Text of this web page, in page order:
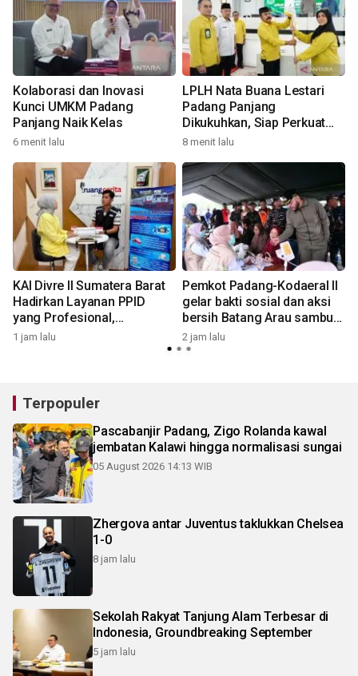
Kolaborasi dan Inovasi
Kunci UMKM Padang
Panjang Naik Kelas
6 menit lalu
LPLH Nata Buana Lestari
Padang Panjang
Dikukuhkan, Siap Perkuat
Pelestarian Lingkungan
8 menit lalu
KAI Divre II Sumatera Barat
Hadirkan Layanan PPID
yang Profesional,
Transparan, dan Inklusif
untuk Mempermudah Akses
1 jam lalu
Pemkot Padang-Kodaeral II
gelar bakti sosial dan aksi
bersih Batang Arau sambut
HJK ke-357
2 jam lalu
Terpopuler
Pascabanjir Padang, Zigo Rolanda kawal
jembatan Kalawi hingga normalisasi sungai
05 August 2026 14:13 WIB
Zhergova antar Juventus taklukkan Chelsea
1-0
8 jam lalu
Sekolah Rakyat Tanjung Alam Terbesar di
Indonesia, Groundbreaking September
5 jam lalu